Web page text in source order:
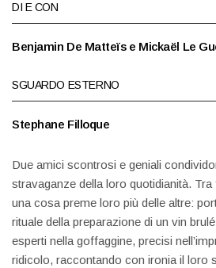
DI E CON
Benjamin De Matteïs e Mickaël Le
SGUARDO ESTERNO
Stephane Filloque
Due amici scontrosi e geniali
stravaganze della loro quotidianità.
una cosa preme loro più delle altre:
rituale della preparazione di un vin
esperti nella goffaggine, precisi
ridicolo, raccontando con ironia il loro